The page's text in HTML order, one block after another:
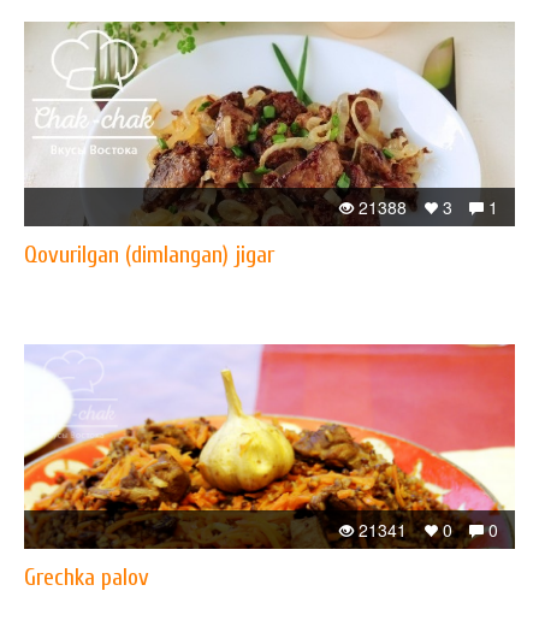
1
3
21388
Qovurilgan (dimlangan) jigar
0
0
21341
Grechka palov